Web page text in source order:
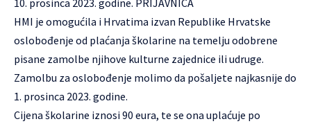
10. prosinca 2023. godine. PRIJAVNICA
HMI je omogućila i Hrvatima izvan Republike Hrvatske
oslobođenje od plaćanja školarine na temelju odobrene
pisane zamolbe njihove kulturne zajednice ili udruge.
Zamolbu za oslobođenje molimo da pošaljete najkasnije do
1. prosinca 2023. godine.
Cijena školarine iznosi 90 eura, te se ona uplaćuje po